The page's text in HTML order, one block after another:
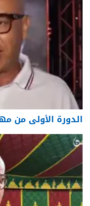
الدورة الأولى من